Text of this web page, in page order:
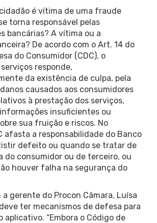
é vítima de uma fraude
torna responsável pelas
bancárias? A vítima ou a
De acordo com o Art. 14 do
do Consumidor (CDC), o
responde,
da existência de culpa, pela
causados aos consumidores
à prestação dos serviços,
insuficientes ou
sua fruição e riscos. No
afasta a responsabilidade do Banco
defeito ou quando se tratar de
do consumidor ou de terceiro, ou
houver falha na segurança do
a gerente do Procon Câmara, Luísa
ter mecanismos de defesa para
aplicativo. “Embora o Código de